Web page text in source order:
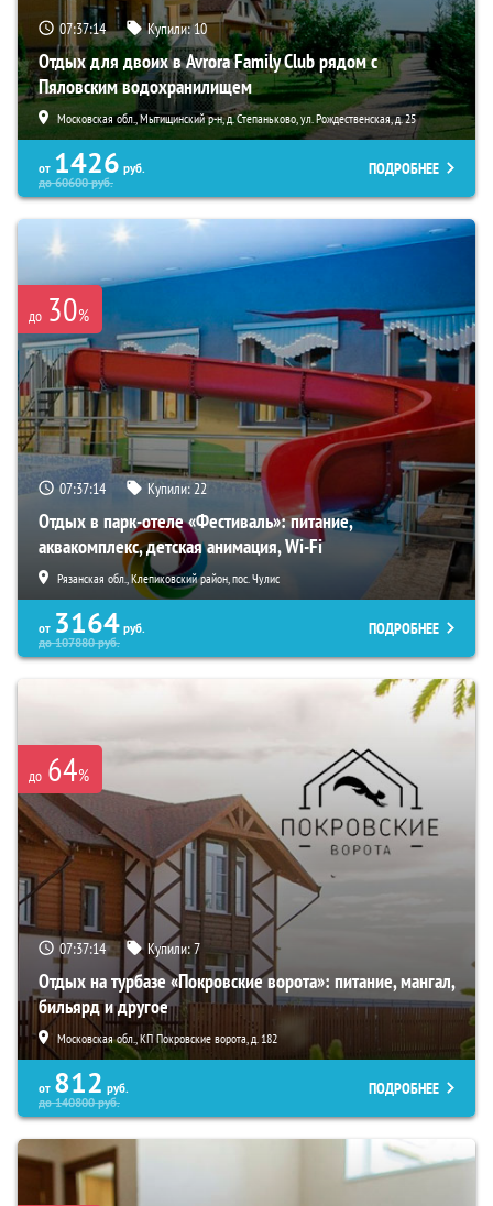
07:37:13 Купили:10
Отдых для двоих в Avrora Family Club рядом с
Пяловским водохранилищем
Московская обл., Мытищинский р-н, д. Степаньково, ул. Рождественская, д. 25
от 1426 руб.
до60600руб.
ПОДРОБНЕЕ
до 30%
07:37:13 Купили:22
Отдых в парк-отеле «Фестиваль»: питание,
аквакомплекс, детская анимация, Wi-Fi
Рязанская обл., Клепиковский район, пос. Чулис
от 3164 руб.
до107880руб.
ПОДРОБНЕЕ
до 64%
07:37:13 Купили:7
Отдых на турбазе «Покровские ворота»: питание, мангал,
бильярд и другое
Московская обл., КП Покровские ворота, д. 182
от 812 руб.
до140800руб.
ПОДРОБНЕЕ